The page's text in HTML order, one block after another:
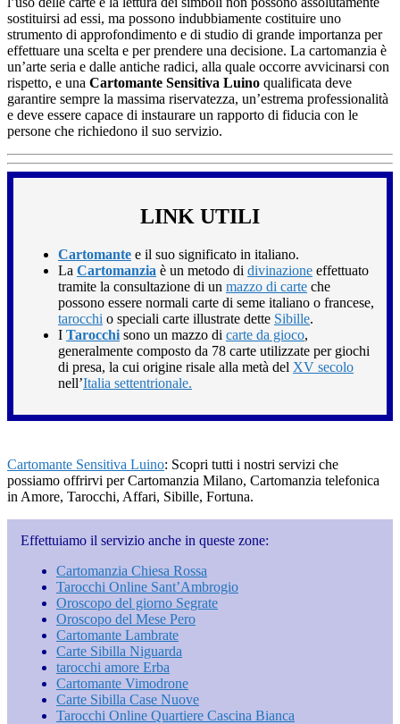
sostituirsi ad essi, ma possono indubbiamente costituire uno
strumento di approfondimento e di studio di grande importanza per
effettuare una scelta e per prendere una decisione. La cartomanzia è
un’arte seria e dalle antiche radici, alla quale occorre avvicinarsi con
rispetto, e una Cartomante Sensitiva Luino qualificata deve
garantire sempre la massima riservatezza, un’estrema professionalità
e deve essere capace di instaurare un rapporto di fiducia con le
persone che richiedono il suo servizio.
LINK UTILI
Cartomante e il suo significato in italiano.
La Cartomanzia è un metodo di divinazione effettuato
tramite la consultazione di un mazzo di carte che
possono essere normali carte di seme italiano o francese,
tarocchi o speciali carte illustrate dette Sibille.
I Tarocchi sono un mazzo di carte da gioco,
generalmente composto da 78 carte utilizzate per giochi
di presa, la cui origine risale alla metà del XV secolo
nell’Italia settentrionale.
Cartomante Sensitiva Luino: Scopri tutti i nostri servizi che
possiamo offrirvi per Cartomanzia Milano, Cartomanzia telefonica
in Amore, Tarocchi, Affari, Sibille, Fortuna.
Effettuiamo il servizio anche in queste zone:
Cartomanzia Chiesa Rossa
Tarocchi Online Sant’Ambrogio
Oroscopo del giorno Segrate
Oroscopo del Mese Pero
Cartomante Lambrate
Carte Sibilla Niguarda
tarocchi amore Erba
Cartomante Vimodrone
Carte Sibilla Case Nuove
Tarocchi Online Quartiere Cascina Bianca